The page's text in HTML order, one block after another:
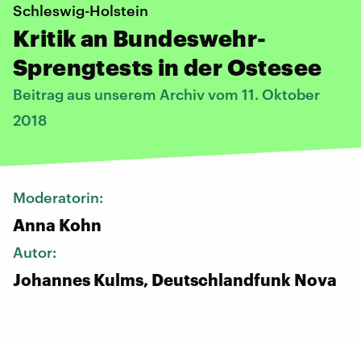
Schleswig-Holstein
Kritik an Bundeswehr-
Sprengtests in der Ostesee
Beitrag aus unserem Archiv vom 11. Oktober
2018
Moderatorin:
Anna Kohn
Autor:
Johannes Kulms, Deutschlandfunk Nova